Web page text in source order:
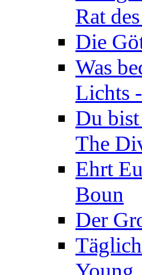
Rat
Die
Was
Lichts
Du
The
Ehrt
Boun
Der